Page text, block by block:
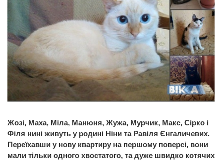
Жозі, Маха, Міла, Манюня, Жужа, Мурчик, Макс, Сірко і
Філя нині живуть у родині Ніни та Равіля Єнгаличевих.
Переїхавши у нову квартиру на першому поверсі, вони
мали тільки одного хвостатого, та дуже швидко котячих